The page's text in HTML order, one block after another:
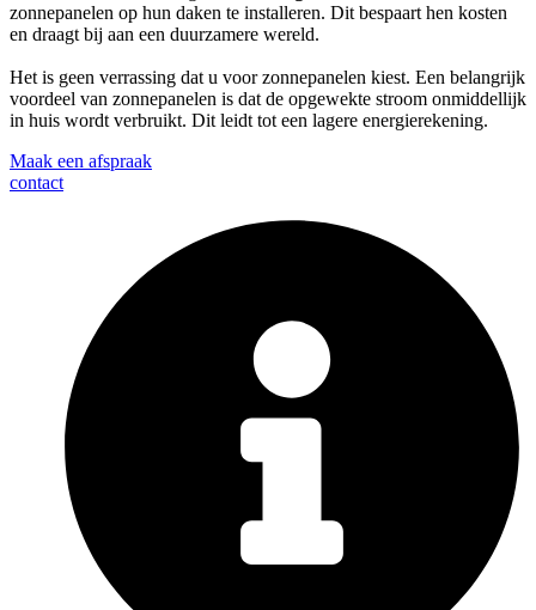
zonnepanelen op hun daken te installeren. Dit bespaart hen kosten
en draagt bij aan een duurzamere wereld.
Het is geen verrassing dat u voor zonnepanelen kiest. Een belangrijk
voordeel van zonnepanelen is dat de opgewekte stroom onmiddellijk
in huis wordt verbruikt. Dit leidt tot een lagere energierekening.
Maak een afspraak
contact